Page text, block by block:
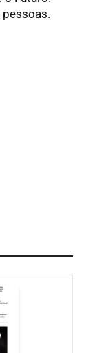
pessoas.